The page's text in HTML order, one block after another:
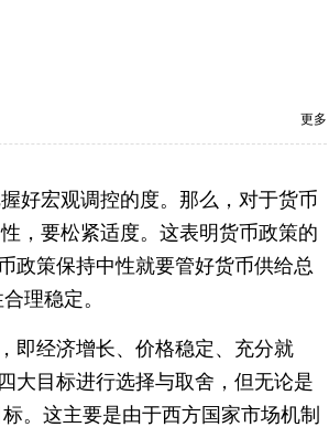
更多
宏观调控的度。那么，对于货币
，要松紧适度。这表明货币政策的
政策保持中性就要管好货币供给总
理稳定。
经济增长、价格稳定、充分就
大目标进行选择与取舍，但无论是
。这主要是由于西方国家市场机制